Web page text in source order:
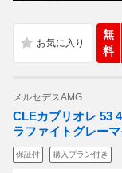
無
料
メルセデスAMG
CLEカブリオレ 53
ラファイトグレーマ
保証付 購入プラン付き